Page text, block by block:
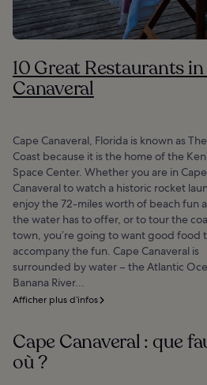
10 Great Restaurants
Canaveral
Cape Canaveral, Florida is known as
Coast because it is the home of the
Space Center. Whether you are in Cape
Canaveral to watch a historic rocket
enjoy the 72-miles worth of beach fun
the water has to offer, or to tour the
town, you’re going to want good food
accompany the fun. Cape Canaveral is
surrounded by water – the Atlantic
Banana River...
Afficher plus d’infos
Cape Canaveral : que
où ?